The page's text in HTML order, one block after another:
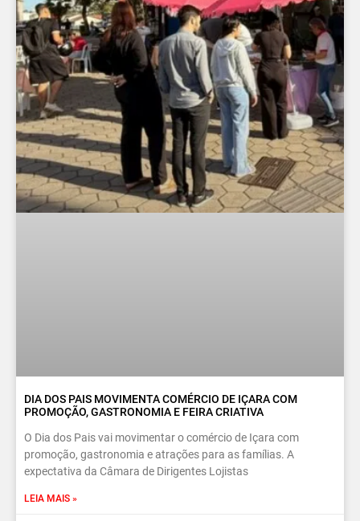
DIA DOS PAIS MOVIMENTA COMÉRCIO DE IÇARA COM
PROMOÇÃO, GASTRONOMIA E FEIRA CRIATIVA
O Dia dos Pais vai movimentar o comércio de Içara com
promoção, gastronomia e atrações para as famílias. A
expectativa da Câmara de Dirigentes Lojistas
LEIA MAIS »